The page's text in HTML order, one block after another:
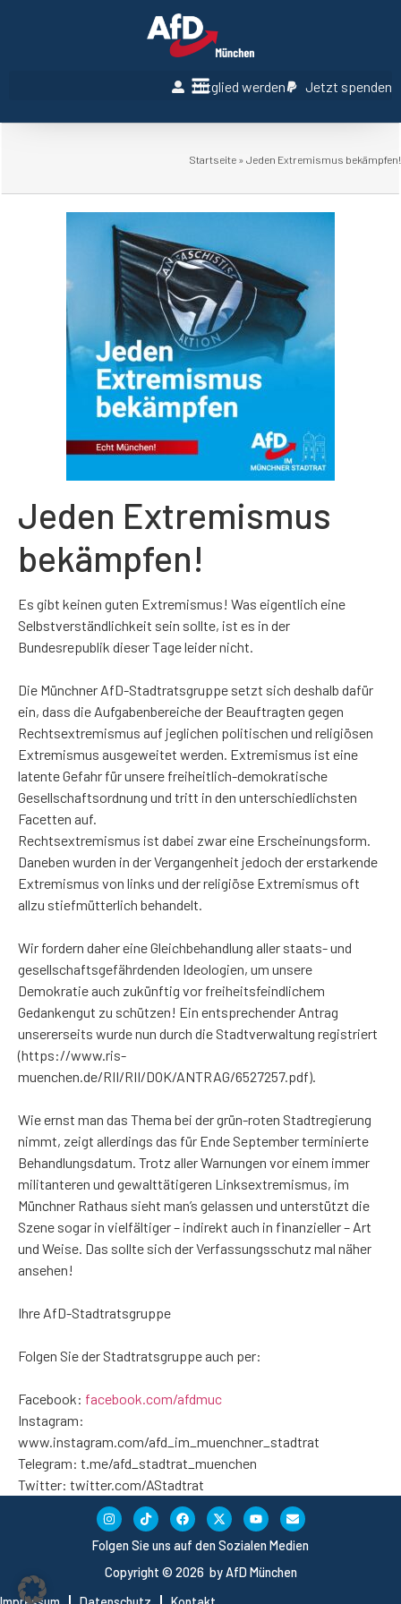
Mitglied werden Jetzt spenden
Startseite » Jeden Extremismus bekämpfen!
Jeden Extremismus
bekämpfen!
Es gibt keinen guten Extremismus! Was eigentlich eine
Selbstverständlichkeit sein sollte, ist es in der
Bundesrepublik dieser Tage leider nicht.
Die Münchner AfD-Stadtratsgruppe setzt sich deshalb dafür
ein, dass die Aufgabenbereiche der Beauftragten gegen
Rechtsextremismus auf jeglichen politischen und religiösen
Extremismus ausgeweitet werden. Extremismus ist eine
latente Gefahr für unsere freiheitlich-demokratische
Gesellschaftsordnung und tritt in den unterschiedlichsten
Facetten auf.
Rechtsextremismus ist dabei zwar eine Erscheinungsform.
Daneben wurden in der Vergangenheit jedoch der erstarkende
Extremismus von links und der religiöse Extremismus oft
allzu stiefmütterlich behandelt.
Wir fordern daher eine Gleichbehandlung aller staats- und
gesellschaftsgefährdenden Ideologien, um unsere
Demokratie auch zukünftig vor freiheitsfeindlichem
Gedankengut zu schützen! Ein entsprechender Antrag
unsererseits wurde nun durch die Stadtverwaltung registriert
(https://www.ris-
muenchen.de/RII/RII/DOK/ANTRAG/6527257.pdf).
Wie ernst man das Thema bei der grün-roten Stadtregierung
nimmt, zeigt allerdings das für Ende September terminierte
Behandlungsdatum. Trotz aller Warnungen vor einem immer
militanteren und gewalttätigeren Linksextremismus, im
Münchner Rathaus sieht man’s gelassen und unterstützt die
Szene sogar in vielfältiger – indirekt auch in finanzieller – Art
und Weise. Das sollte sich der Verfassungsschutz mal näher
ansehen!
Ihre AfD-Stadtratsgruppe
Folgen Sie der Stadtratsgruppe auch per:
Facebook: facebook.com/afdmuc
Instagram:
www.instagram.com/afd_im_muenchner_stadtrat
Telegram: t.me/afd_stadtrat_muenchen
Twitter: twitter.com/AStadtrat
Copyright © 2026 by AfD München
Folgen Sie uns auf den Sozialen Medien